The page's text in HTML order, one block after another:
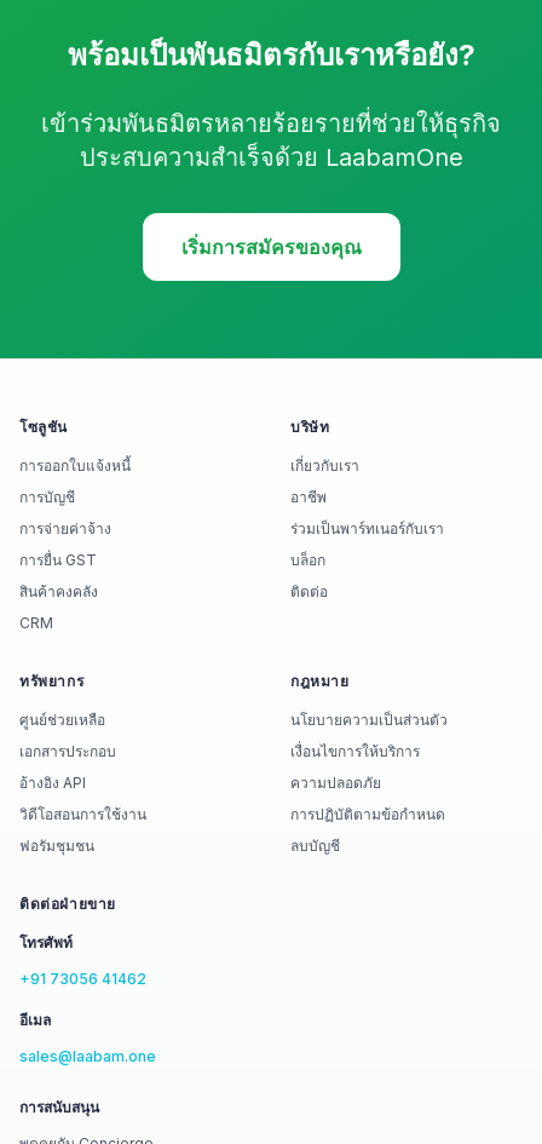
พร้อมเป็นพันธมิตรกับเราหรือยัง?
เข้าร่วมพันธมิตรหลายร้อยรายที่ช่วยให้ธุรกิจ
ประสบความสำเร็จด้วย LaabamOne
เริ่มการสมัครของคุณ
โซลูชัน
การออกใบแจ้งหนี้
การบัญชี
การจ่ายค่าจ้าง
การยื่น GST
สินค้าคงคลัง
CRM
บริษัท
เกี่ยวกับเรา
อาชีพ
ร่วมเป็นพาร์ทเนอร์กับเรา
บล็อก
ติดต่อ
ทรัพยากร
ศูนย์ช่วยเหลือ
เอกสารประกอบ
อ้างอิง API
วิดีโอสอนการใช้งาน
ฟอรัมชุมชน
กฎหมาย
นโยบายความเป็นส่วนตัว
เงื่อนไขการให้บริการ
ความปลอดภัย
การปฏิบัติตามข้อกำหนด
ลบบัญชี
ติดต่อฝ่ายขาย
โทรศัพท์
+91 73056 41462
อีเมล
sales@laabam.one
การสนับสนุน